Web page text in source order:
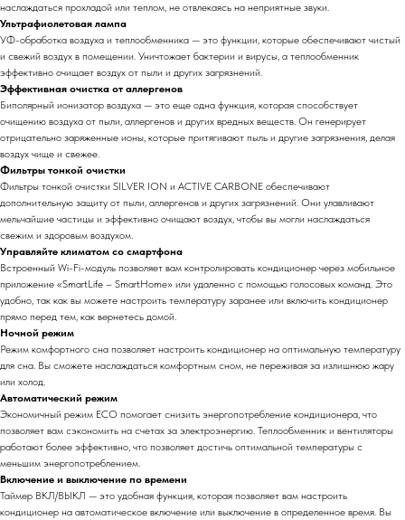
наслаждаться прохладой или теплом, не отвлекаясь на неприятные звуки.
Ультрафиолетовая лампа
УФ-обработка воздуха и теплообменника — это функции, которые обеспечивают чистый
и свежий воздух в помещении. Уничтожает бактерии и вирусы, а теплообменник
эффективно очищает воздух от пыли и других загрязнений.
Эффективная очистка от аллергенов
Биполярный ионизатор воздуха — это еще одна функция, которая способствует
очищению воздуха от пыли, аллергенов и других вредных веществ. Он генерирует
отрицательно заряженные ионы, которые притягивают пыль и другие загрязнения, делая
воздух чище и свежее.
Фильтры тонкой очистки
Фильтры тонкой очистки SILVER ION и ACTIVE CARBONE обеспечивают
дополнительную защиту от пыли, аллергенов и других загрязнений. Они улавливают
мельчайшие частицы и эффективно очищают воздух, чтобы вы могли наслаждаться
свежим и здоровым воздухом.
Управляйте климатом со смартфона
Встроенный Wi-Fi-модуль позволяет вам контролировать кондиционер через мобильное
приложение «SmartLife – SmartHome» или удаленно с помощью голосовых команд. Это
удобно, так как вы можете настроить температуру заранее или включить кондиционер
прямо перед тем, как вернетесь домой.
Ночной режим
Режим комфортного сна позволяет настроить кондиционер на оптимальную температуру
для сна. Вы сможете наслаждаться комфортным сном, не переживая за излишнюю жару
или холод.
Автоматический режим
Экономичный режим ECO помогает снизить энергопотребление кондиционера, что
позволяет вам сэкономить на счетах за электроэнергию. Теплообменник и вентиляторы
работают более эффективно, что позволяет достичь оптимальной температуры с
меньшим энергопотреблением.
Включение и выключение по времени
Таймер ВКЛ/ВЫКЛ — это удобная функция, которая позволяет вам настроить
кондиционер на автоматическое включение или выключение в определенное время. Вы